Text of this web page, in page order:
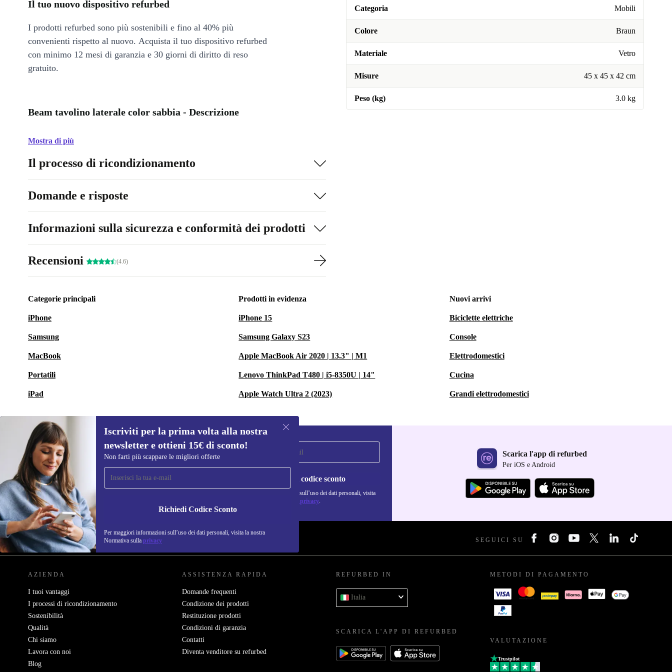
Categoria Mobili
Colore Braun
Materiale Vetro
Misure 45 x 45 x 42 cm
Peso (kg) 3.0 kg
Il tuo nuovo dispositivo refurbed
I prodotti refurbed sono più sostenibili e fino al 40% più
convenienti rispetto al nuovo. Acquista il tuo dispositivo refurbed
con minimo 12 mesi di garanzia e 30 giorni di diritto di reso
gratuito.
Beam tavolino laterale color sabbia - Descrizione
Mostra di più
Il processo di ricondizionamento
Domande e risposte
Informazioni sulla sicurezza e conformità dei prodotti
Recensioni (4.6)
Categorie principali
iPhone
Samsung
MacBook
Portatili
iPad
Prodotti in evidenza
iPhone 15
Samsung Galaxy S23
Apple MacBook Air 2020 | 13.3" | M1
Lenovo ThinkPad T480 | i5-8350U | 14"
Apple Watch Ultra 2 (2023)
Nuovi arrivi
Biciclette elettriche
Console
Elettrodomestici
Cucina
Grandi elettrodomestici
Iscriviti per la prima volta alla nostra
newsletter e ottieni 15€ di sconto!
Non farti più scappare le migliori offerte
Richiedi Codice Sconto
Per maggiori informazioni sull’uso dei dati personali, visita la nostra
Normativa sulla privacy
Iscriviti per la prima volta alla nostra
newsletter e ottieni 15€ di sconto!
Non farti più scappare le migliori offerte.
Richiedi codice sconto
Per maggiori informazioni sull’uso dei dati personali, visita
Normativa sulla privacy.
Scarica l'app di refurbed
Per iOS e Android
REFURBED ITALIA - RETHINK NEW. SEGUICI SU
AZIENDA
I tuoi vantaggi
I processi di ricondizionamento
Sostenibilità
Qualità
Chi siamo
Lavora con noi
Blog
ASSISTENZA RAPIDA
Domande frequenti
Condizione dei prodotti
Restituzione prodotti
Condizioni di garanzia
Contatti
Diventa venditore su refurbed
REFURBED IN
Italia
SCARICA L'APP DI REFURBED
METODI DI PAGAMENTO
VALUTAZIONE
Trustpilot